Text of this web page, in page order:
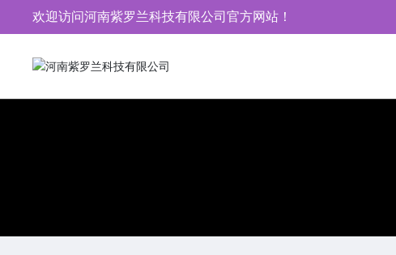
page contents
兰
官
欢迎访问河南紫罗兰科技有限公司官方网站！